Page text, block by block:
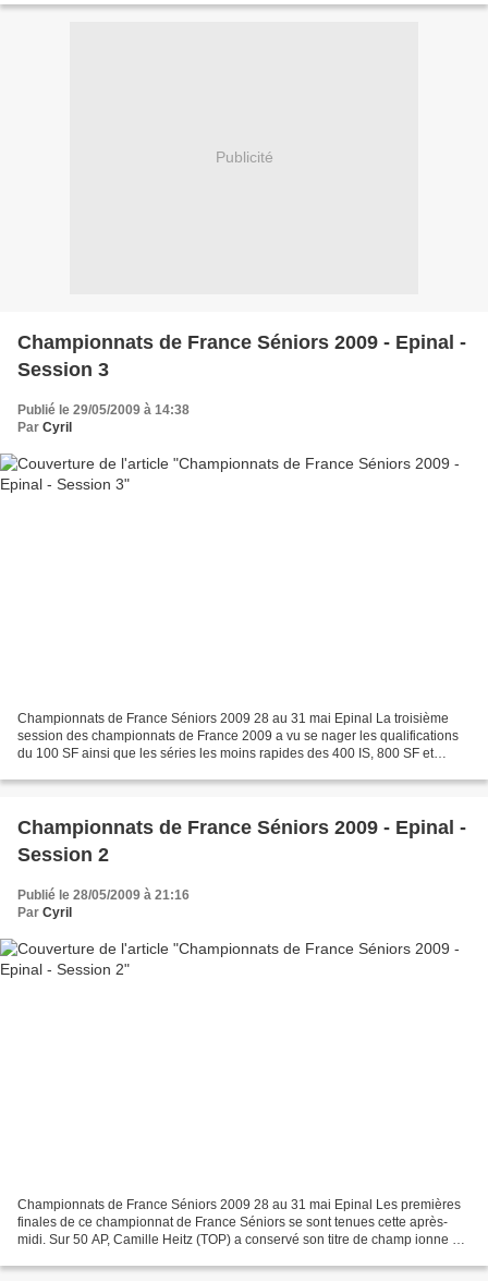
Publicité
Championnats de France Séniors 2009 - Epinal -
Session 3
Publié le 29/05/2009 à 14:38
Par Cyril
Championnats de France Séniors 2009 28 au 31 mai Epinal La troisième
session des championnats de France 2009 a vu se nager les qualifications
du 100 SF ainsi que les séries les moins rapides des 400 IS, 800 SF et
Championnats de France Séniors 2009 - Epinal -
Session 2
Publié le 28/05/2009 à 21:16
Par Cyril
Championnats de France Séniors 2009 28 au 31 mai Epinal Les premières
finales de ce championnat de France Séniors se sont tenues cette après-
midi. Sur 50 AP, Camille Heitz (TOP) a conservé son titre de champ ionne de